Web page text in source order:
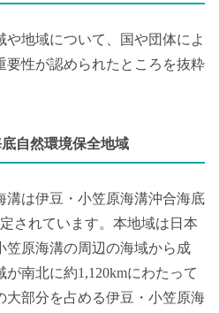
地域について、国や団体によ
要性が認められたところを抜粋
自然環境保全地域
溝は伊豆・小笠原海溝沖合海底
されています。本地域は日本
笠原海溝の周辺の海域から成
が南北に約1,120kmにわたって
大部分を占める伊豆・小笠原海